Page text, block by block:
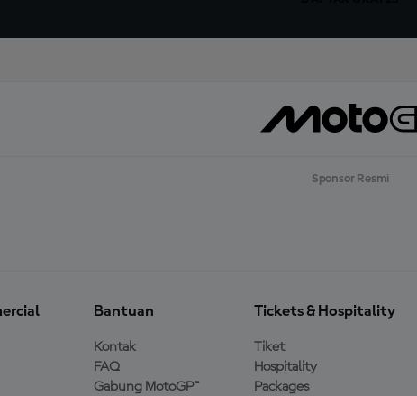
Sponsor Resmi
Bantuan
Kontak
FAQ
Gabung MotoGP™
Tickets & Hospitality
Tiket
Hospitality
Packages